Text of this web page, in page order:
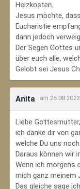
Heizkosten.
Jesus möchte,
Eucharistie
dann jedoch
Der Segen Gottes
über euch alle,
Gelobt sei Jesus
Anita am 26.08.2022
Liebe Gottesmutter,
ich danke dir von
welche Du uns
Daraus können wir
Wenn ich morgens
mich ganz meinem
Das gleiche sage